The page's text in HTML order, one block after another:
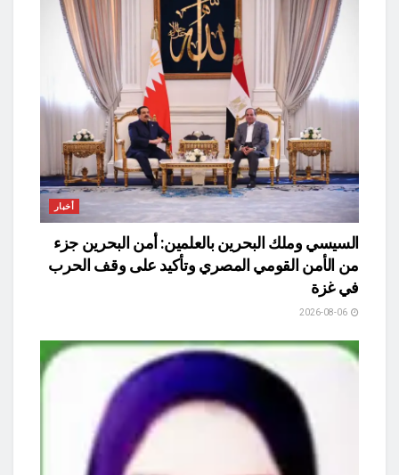
أخبار
السيسي وملك البحرين بالعلمين: أمن البحرين جزء
من الأمن القومي المصري وتأكيد على وقف الحرب
في غزة